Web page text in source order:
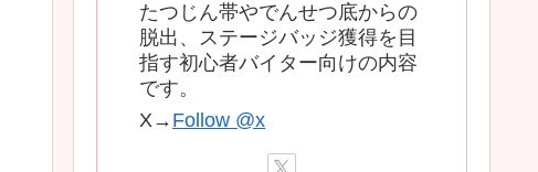
たつじん帯やでんせつ底からの
脱出、ステージバッジ獲得を目
指す初心者バイター向けの内容
です。
X→ Follow @x